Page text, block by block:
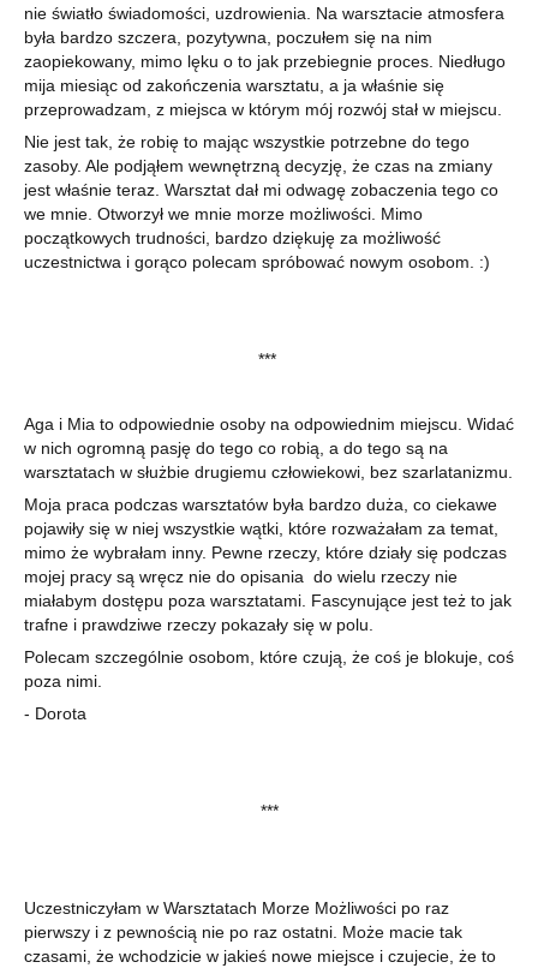
nie światło świadomości, uzdrowienia. Na warsztacie atmosfera
była bardzo szczera, pozytywna, poczułem się na nim
zaopiekowany, mimo lęku o to jak przebiegnie proces. Niedługo
mija miesiąc od zakończenia warsztatu, a ja właśnie się
przeprowadzam, z miejsca w którym mój rozwój stał w miejscu.
Nie jest tak, że robię to mając wszystkie potrzebne do tego
zasoby. Ale podjąłem wewnętrzną decyzję, że czas na zmiany
jest właśnie teraz. Warsztat dał mi odwagę zobaczenia tego co
we mnie. Otworzył we mnie morze możliwości. Mimo
początkowych trudności, bardzo dziękuję za możliwość
uczestnictwa i gorąco polecam spróbować nowym osobom. :)
***
Aga i Mia to odpowiednie osoby na odpowiednim miejscu. Widać
w nich ogromną pasję do tego co robią, a do tego są na
warsztatach w służbie drugiemu człowiekowi, bez szarlatanizmu.
Moja praca podczas warsztatów była bardzo duża, co ciekawe
pojawiły się w niej wszystkie wątki, które rozważałam za temat,
mimo że wybrałam inny. Pewne rzeczy, które działy się podczas
mojej pracy są wręcz nie do opisania do wielu rzeczy nie
miałabym dostępu poza warsztatami. Fascynujące jest też to jak
trafne i prawdziwe rzeczy pokazały się w polu.
Polecam szczególnie osobom, które czują, że coś je blokuje, coś
poza nimi.
- Dorota
***
Uczestniczyłam w Warsztatach Morze Możliwości po raz
pierwszy i z pewnością nie po raz ostatni. Może macie tak
czasami, że wchodzicie w jakieś nowe miejsce i czujecie, że to